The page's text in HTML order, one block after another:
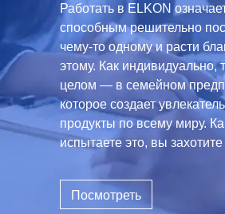
Работать в ELKON
способным решительно
чему-то одному и расти
этому. Как индивидуально,
целом — в семейном
которое создает
продукты по всему миру.
испытаете это, вы захотите
Посмотреть